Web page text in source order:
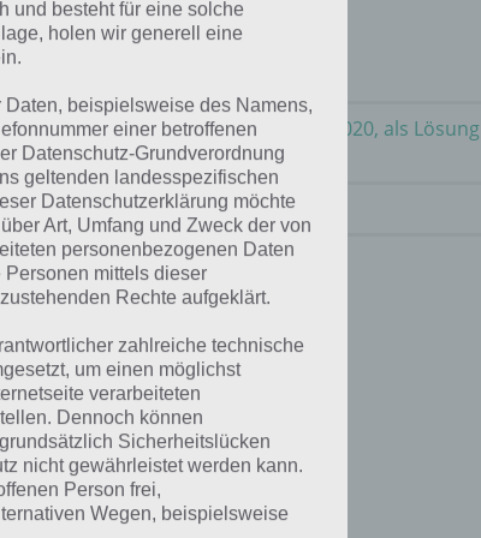
mal, was vor einem Jahr, am 30.5.2020, als Lösung
zu Landleben im Mai 2021
und besteht für eine solche
holen wir generell eine
beispielsweise des Namens,
einer betroffenen
Datenschutz-Grundverordnung
geltenden landesspezifischen
Datenschutzerklärung möchte
Art, Umfang und Zweck der von
personenbezogenen Daten
mittels dieser
Rechte aufgeklärt.
zahlreiche technische
um einen möglichst
verarbeiteten
Dennoch können
Sicherheitslücken
nicht gewährleistet werden kann.
Person frei,
Wegen, beispielsweise